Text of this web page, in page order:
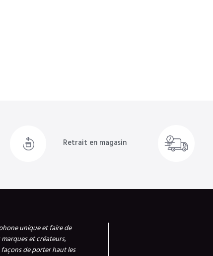
Retrait en magasin
unique et faire de
et créateurs,
de porter haut les